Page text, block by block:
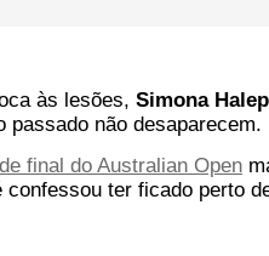
às lesões, Simona Halep
passado não desaparecem.
final do Australian Open
ter ficado perto